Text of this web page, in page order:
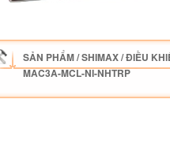
SẢN PHẨM/SHIMAX/ĐIỀU
MAC3A-MCL-NI-NHTRP